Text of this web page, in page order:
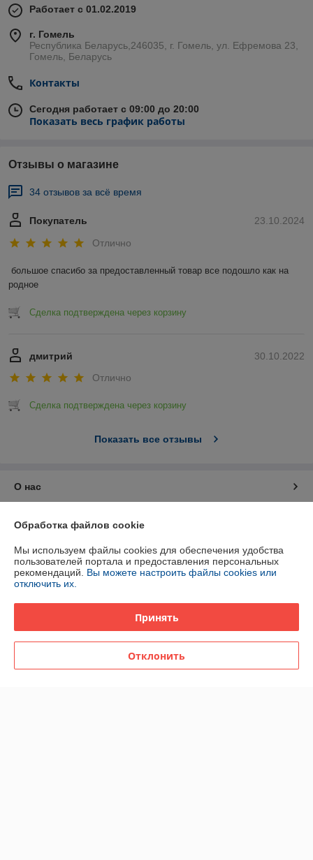
Работает с 01.02.2019
г. Гомель
Республика Беларусь,246035, г. Гомель, ул. Ефремова 23,
Гомель, Беларусь
Контакты
Сегодня работает с 09:00 до 20:00
Показать весь график работы
Отзывы о магазине
34 отзывов за всё время
23.10.2024
Покупатель
Отлично
большое спасибо за предоставленный товар все подошло как на
родное
Сделка подтверждена через корзину
30.10.2022
дмитрий
Отлично
Сделка подтверждена через корзину
Показать все отзывы
О нас
Контакты
Доставка и оплата
График работы
Политика обработки cookies
Обработка файлов cookie
Мы используем файлы cookies для обеспечения удобства
пользователей портала и предоставления персональных
рекомендаций. Вы можете настроить файлы cookies или
отключить их.
Принять
Отклонить